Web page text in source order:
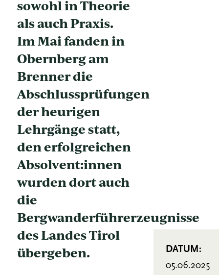
sowohl in Theorie
als auch Praxis.
Im Mai fanden in
Obernberg am
Brenner die
Abschlussprüfungen
der heurigen
Lehrgänge statt,
den erfolgreichen
Absolvent:innen
wurden dort auch
die
Bergwanderführerzeugnisse
des Landes Tirol
übergeben.
DATUM:
05.06.2025